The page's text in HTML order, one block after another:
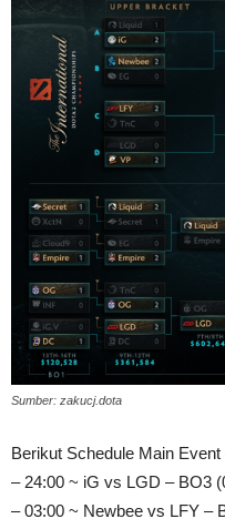
Sumber: zakucj.dota
Berikut Schedule Main
– 24:00 ~ iG vs LGD – BO3
– 03:00 ~ Newbee vs LFY –